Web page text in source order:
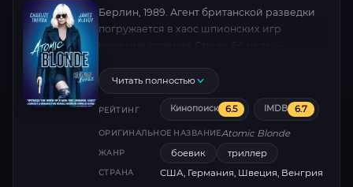
Берлин, 1989. Агент британской разведки
погружается в хаос шпионских игр
список, угрожающий мировой
безопасности. Неоновый стиль, хлёсткие
схватки и саундтрек 80-х подчёркивают
холодную ярость главной героини в
исполнении Шарлиз Терон.
Читать полностью
РЕЙТИНГ Кинопоиск 6.5 IMDB 6.7
ОРИГИНАЛЬНОЕ НАЗВАНИЕAtomic Blonde
ЖАНР боевик триллер
СТРАНА США, Германия, Швеция, Венгрия